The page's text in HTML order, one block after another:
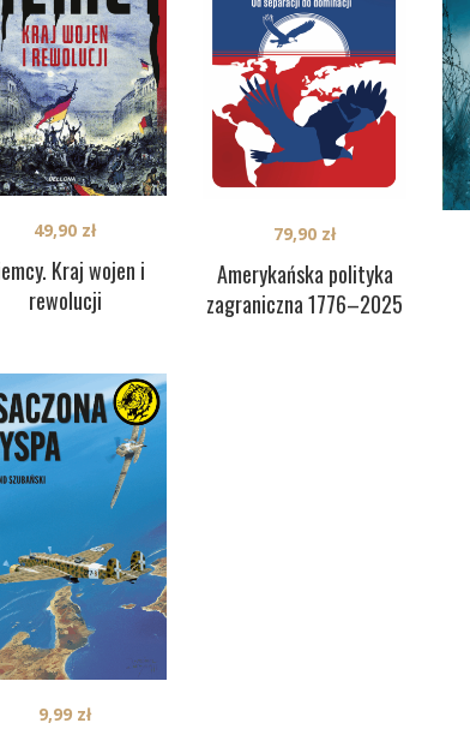
Kraj wojen i
rewolucji
49,90 zł
Amerykańska polityka
zagraniczna 1776–2025
79,90 zł
9,99 zł